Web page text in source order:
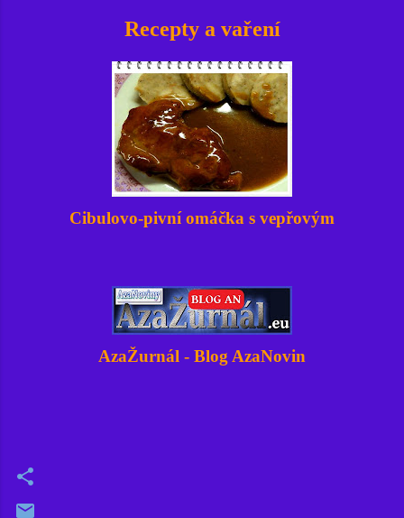
Recepty a vaření
Cibulovo-pivní omáčka s vepřovým
AzaŽurnál - Blog AzaNovin